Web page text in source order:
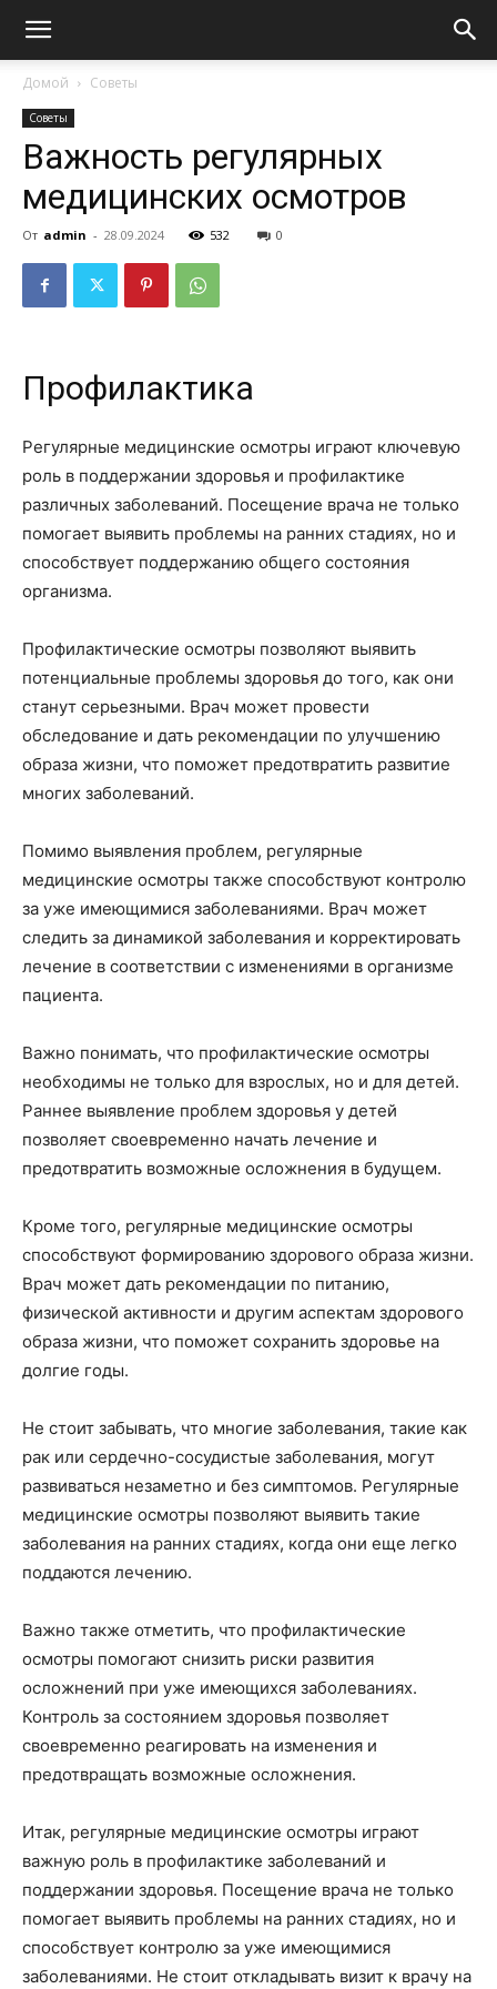
Домой Советы
Советы
Важность регулярных
медицинских осмотров
От admin - 28.09.2024 532 0
Профилактика
Регулярные медицинские осмотры играют ключевую
роль в поддержании здоровья и профилактике
различных заболеваний. Посещение врача не только
помогает выявить проблемы на ранних стадиях, но и
способствует поддержанию общего состояния
организма.
Профилактические осмотры позволяют выявить
потенциальные проблемы здоровья до того, как они
станут серьезными. Врач может провести
обследование и дать рекомендации по улучшению
образа жизни, что поможет предотвратить развитие
многих заболеваний.
Помимо выявления проблем, регулярные
медицинские осмотры также способствуют контролю
за уже имеющимися заболеваниями. Врач может
следить за динамикой заболевания и корректировать
лечение в соответствии с изменениями в организме
пациента.
Важно понимать, что профилактические осмотры
необходимы не только для взрослых, но и для детей.
Раннее выявление проблем здоровья у детей
позволяет своевременно начать лечение и
предотвратить возможные осложнения в будущем.
Кроме того, регулярные медицинские осмотры
способствуют формированию здорового образа жизни.
Врач может дать рекомендации по питанию,
физической активности и другим аспектам здорового
образа жизни, что поможет сохранить здоровье на
долгие годы.
Не стоит забывать, что многие заболевания, такие как
рак или сердечно-сосудистые заболевания, могут
развиваться незаметно и без симптомов. Регулярные
медицинские осмотры позволяют выявить такие
заболевания на ранних стадиях, когда они еще легко
поддаются лечению.
Важно также отметить, что профилактические
осмотры помогают снизить риски развития
осложнений при уже имеющихся заболеваниях.
Контроль за состоянием здоровья позволяет
своевременно реагировать на изменения и
предотвращать возможные осложнения.
Итак, регулярные медицинские осмотры играют
важную роль в профилактике заболеваний и
поддержании здоровья. Посещение врача не только
помогает выявить проблемы на ранних стадиях, но и
способствует контролю за уже имеющимися
заболеваниями. Не стоит откладывать визит к врачу на